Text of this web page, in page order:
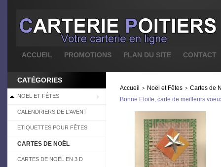
ACCUEIL PROMOTIONS PLAN DU SITE CONTACT
CATÉGORIES
NOËL ET FÊTES
CALENDRIERS DE L'AVENT
ETIQUETTES POUR FÊTES
CARTES DE NOËL
CARTES DE NOËL EN 3 D
Accueil > Noël et Fêtes > Cartes de
Bonne Etoile, carte de meilleurs